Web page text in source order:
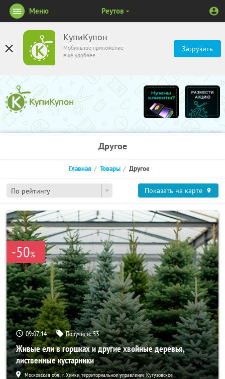
КупиКупон
Мобильное приложение
ещё удобнее
Загрузить
Меню Реутов
Другое
По рейтингу
Главная Товары Другое
Показать на карте
-50%
09:07:13 Получили:53
Живые ели в горшках и другие хвойные деревья,
лиственные кустарники
Московская обл., г. Химки, территориальное управление Кутузовское